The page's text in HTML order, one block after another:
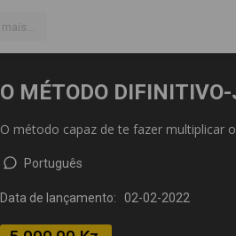
O MÉTODO
O método capaz de te fazer multiplicar
Português
Data de lançamento: 02-02-2022